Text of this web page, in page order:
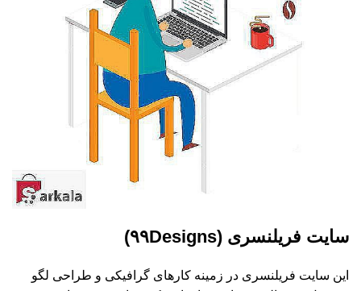
سایت فریلنسری (۹۹Designs)
این سایت فریلنسری در زمینه کارهای گرافیکی و طراحی لگو